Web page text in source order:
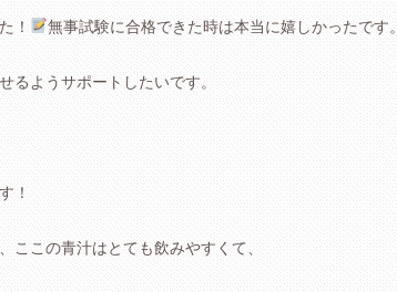
！ 無事試験に合格できた時は本当に嬉しかったです。
るようサポートしたいです。
！
ここの青汁はとても飲みやすくて、